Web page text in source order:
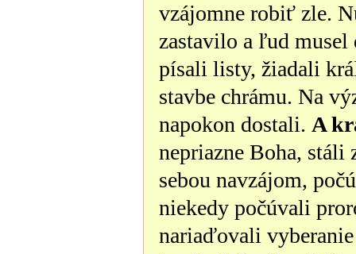
vzájomne robiť zle.
zastavilo a ľud
písali listy, žiadali
stavbe chrámu. Na
napokon dostali. A
nepriazne Boha, stáli
sebou navzájom,
niekedy počúvali
nariaďovali